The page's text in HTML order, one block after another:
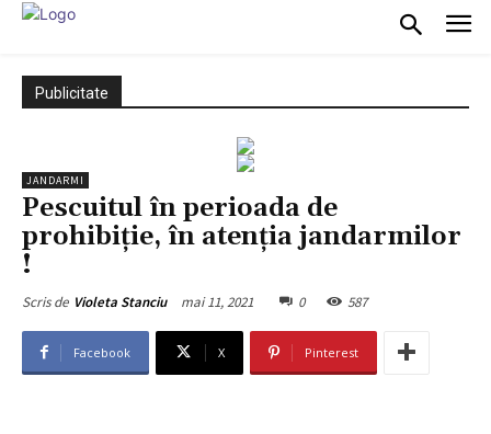
Publicitate
JANDARMI
Pescuitul în perioada de
prohibiție, în atenția jandarmilor
!
Scris de Violeta Stanciu mai 11, 2021 0 587
Facebook X Pinterest